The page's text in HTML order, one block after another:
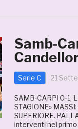
Samb-
Serie C 21
SAMB-CARPI 0-1,
STAGIONE»
SUPERIORE.
interventi nel